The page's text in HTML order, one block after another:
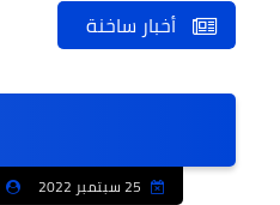
أخبار ساخنة